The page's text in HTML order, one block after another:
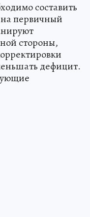
составить
первичный
стороны,
дефицит.